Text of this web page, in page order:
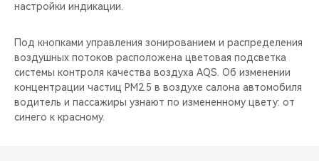
настройки индикации.
Под кнопками управления зонированием и распределения
воздушных потоков расположена цветовая подсветка
системы контроля качества воздуха AQS. Об изменении
концентрации частиц PM2.5 в воздухе салона автомобиля
водитель и пассажиры узнают по измененному цвету: от
синего к красному.